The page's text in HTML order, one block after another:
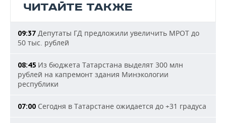
ЧИТАЙТЕ ТАКЖЕ
09:37 Депутаты ГД предложили увеличить МРОТ до
50 тыс. рублей
08:45 Из бюджета Татарстана выделят 300 млн
рублей на капремонт здания Минэкологии
республики
07:00 Сегодня в Татарстане ожидается до +31 градуса